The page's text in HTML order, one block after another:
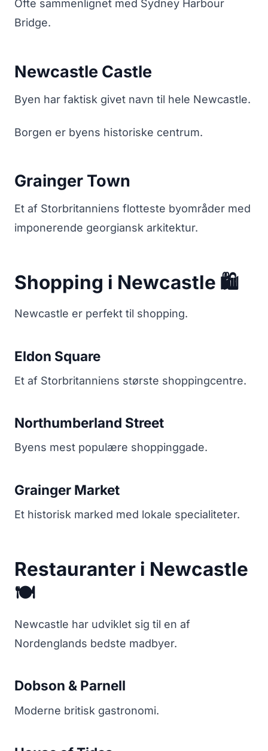
Ofte sammenlignet med Sydney Harbour
Bridge.
Newcastle Castle
Byen har faktisk givet navn til hele Newcastle.
Borgen er byens historiske centrum.
Grainger Town
Et af Storbritanniens flotteste byområder med
imponerende georgiansk arkitektur.
Shopping i Newcastle 🛍️
Newcastle er perfekt til shopping.
Eldon Square
Et af Storbritanniens største shoppingcentre.
Northumberland Street
Byens mest populære shoppinggade.
Grainger Market
Et historisk marked med lokale specialiteter.
Restauranter i Newcastle
🍽️
Newcastle har udviklet sig til en af
Nordenglands bedste madbyer.
Dobson & Parnell
Moderne britisk gastronomi.